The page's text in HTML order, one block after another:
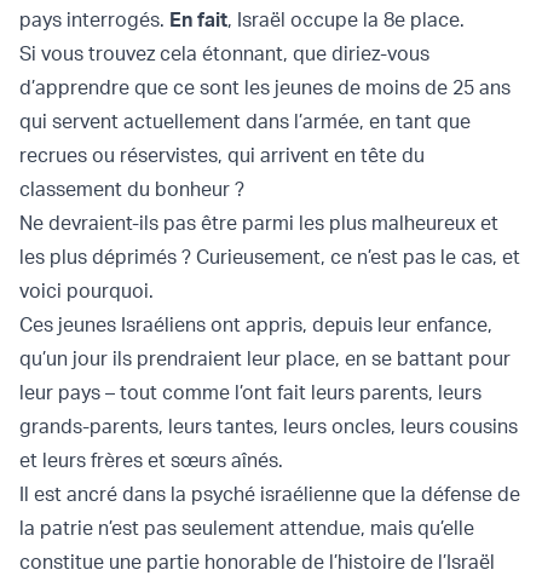
pays interrogés. En fait, Israël occupe la 8e place.
Si vous trouvez cela étonnant, que diriez-vous
d’apprendre que ce sont les jeunes de moins de 25 ans
qui servent actuellement dans l’armée, en tant que
recrues ou réservistes, qui arrivent en tête du
classement du bonheur ?
Ne devraient-ils pas être parmi les plus malheureux et
les plus déprimés ? Curieusement, ce n’est pas le cas, et
voici pourquoi.
Ces jeunes Israéliens ont appris, depuis leur enfance,
qu’un jour ils prendraient leur place, en se battant pour
leur pays – tout comme l’ont fait leurs parents, leurs
grands-parents, leurs tantes, leurs oncles, leurs cousins
et leurs frères et sœurs aînés.
Il est ancré dans la psyché israélienne que la défense de
la patrie n’est pas seulement attendue, mais qu’elle
constitue une partie honorable de l’histoire de l’Israël